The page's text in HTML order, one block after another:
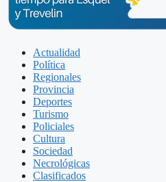
Actualidad
Política
Regionales
Provincia
Deportes
Turismo
Policiales
Cultura
Sociedad
Necrológicas
Clasificados